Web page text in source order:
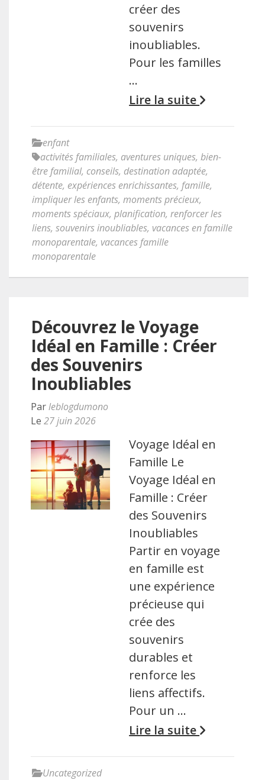
créer des
souvenirs
inoubliables.
Pour les familles
…
Lire la suite
enfant
activités familiales, aventures uniques, bien-
être familial, conseils, destination adaptée,
détente, expériences enrichissantes, famille,
impliquer les enfants, moments précieux,
moments spéciaux, planification, renforcer les
liens, souvenirs inoubliables, vacances en famille
monoparentale, vacances famille
monoparentale
Découvrez le Voyage
Idéal en Famille : Créer
des Souvenirs
Inoubliables
Parleblogdumono
Le 27 juin 2026
Voyage Idéal en
Famille Le
Voyage Idéal en
Famille : Créer
des Souvenirs
Inoubliables
Partir en voyage
en famille est
une expérience
précieuse qui
crée des
souvenirs
durables et
renforce les
liens affectifs.
Pour un …
Lire la suite
Uncategorized